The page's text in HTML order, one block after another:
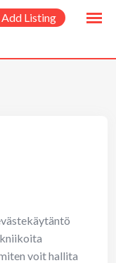
Add Listing
voit hallita